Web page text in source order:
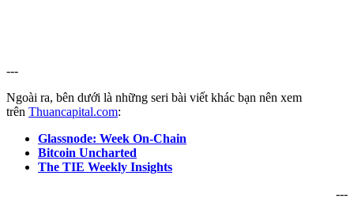
---
Ngoài ra, bên dưới là những seri bài viết khác bạn nên xem
trên Thuancapital.com:
Glassnode: Week On-Chain
Bitcoin Uncharted
The TIE Weekly Insights
---